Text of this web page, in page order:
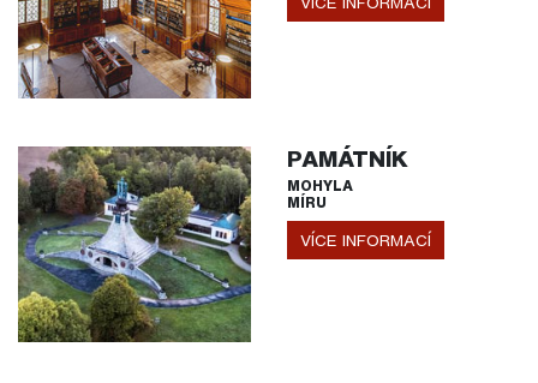
PAMÁTNÍK
MOHYLA
MÍRU
VÍCE INFORMACÍ